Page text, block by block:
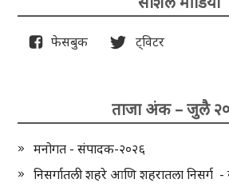
फेसबुक ट्विटर
ताजा अंक – जुलै
मनोगत - संपादक-२०२६
निसर्गातली शहरे आणि शहरातला निसर्ग